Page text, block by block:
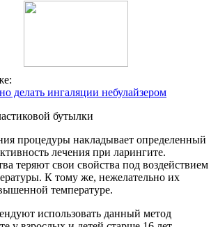
делать ингаляции небулайзером
процедуры накладывает определенный
лечения при ларингите.
теряют свои свойства под воздействием
К тому же, нежелательно их
температуре.
использовать данный метод